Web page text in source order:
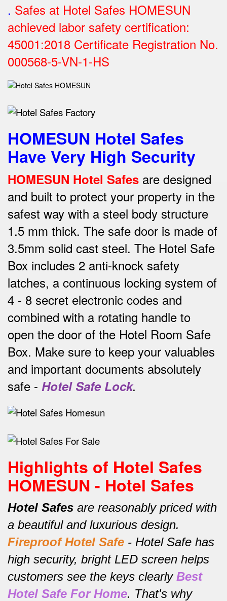
. Safes at Hotel Safes HOMESUN
achieved labor safety certification:
45001:2018 Certificate Registration No.
000568-5-VN-1-HS
HOMESUN Hotel Safes
Have Very High Security
HOMESUN Hotel Safes are designed
and built to protect your property in the
safest way with a steel body structure
1.5 mm thick. The safe door is made of
3.5mm solid cast steel. The Hotel Safe
Box includes 2 anti-knock safety
latches, a continuous locking system of
4 - 8 secret electronic codes and
combined with a rotating handle to
open the door of the Hotel Room Safe
Box. Make sure to keep your valuables
and important documents absolutely
safe - Hotel Safe Lock.
Highlights of Hotel Safes
HOMESUN - Hotel Safes
Hotel Safes are reasonably priced with
a beautiful and luxurious design.
Fireproof Hotel Safe - Hotel Safe has
high security, bright LED screen helps
customers see the keys clearly Best
Hotel Safe For Home. That's why